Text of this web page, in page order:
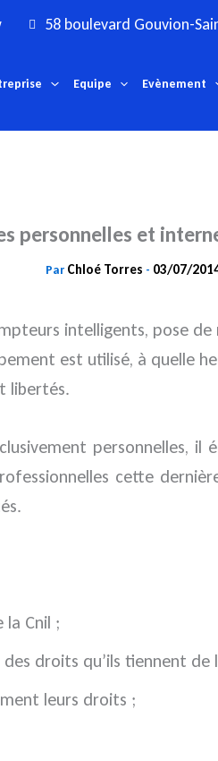
58 boulevard Gouvion-
Equipe Evènement
personnelles et
Par Chloé Torres - 03/07/
intelligents, pose
est utilisé, à
libertés.
personnelles,
cette
la Cnil ;
droits qu’ils tiennent
leurs droits ;